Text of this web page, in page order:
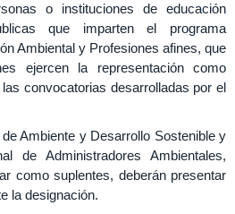
o instituciones de educación
que imparten el programa
Ambiental y Profesiones afines, que
ejercen la representación como
convocatorias desarrolladas por el
Ambiente y Desarrollo Sostenible y
de Administradores Ambientales,
como suplentes, deberán presentar
la designación.